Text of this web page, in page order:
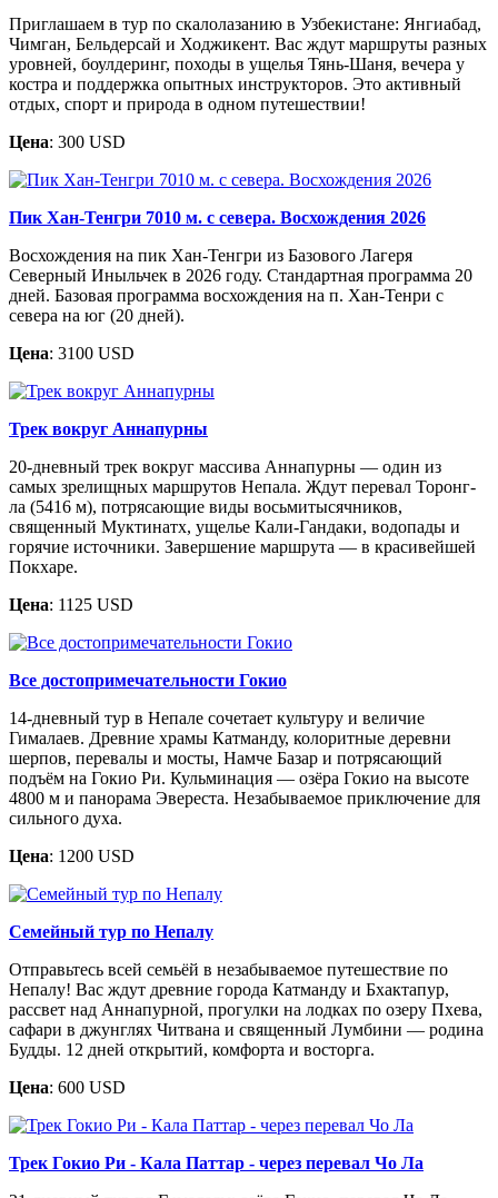
Приглашаем в тур по скалолазанию в Узбекистане: Янгиабад,
Чимган, Бельдерсай и Ходжикент. Вас ждут маршруты разных
уровней, боулдеринг, походы в ущелья Тянь-Шаня, вечера у
костра и поддержка опытных инструкторов. Это активный
отдых, спорт и природа в одном путешествии!
Цена: 300 USD
Пик Хан-Тенгри 7010 м. с севера. Восхождения 2026
Восхождения на пик Хан-Тенгри из Базового Лагеря
Северный Иныльчек в 2026 году. Стандартная программа 20
дней. Базовая программа восхождения на п. Хан-Тенри с
севера на юг (20 дней).
Цена: 3100 USD
Трек вокруг Аннапурны
20-дневный трек вокруг массива Аннапурны — один из
самых зрелищных маршрутов Непала. Ждут перевал Торонг-
ла (5416 м), потрясающие виды восьмитысячников,
священный Муктинатх, ущелье Кали-Гандаки, водопады и
горячие источники. Завершение маршрута — в красивейшей
Покхаре.
Цена: 1125 USD
Все достопримечательности Гокио
14-дневный тур в Непале сочетает культуру и величие
Гималаев. Древние храмы Катманду, колоритные деревни
шерпов, перевалы и мосты, Намче Базар и потрясающий
подъём на Гокио Ри. Кульминация — озёра Гокио на высоте
4800 м и панорама Эвереста. Незабываемое приключение для
сильного духа.
Цена: 1200 USD
Семейный тур по Непалу
Отправьтесь всей семьёй в незабываемое путешествие по
Непалу! Вас ждут древние города Катманду и Бхактапур,
рассвет над Аннапурной, прогулки на лодках по озеру Пхева,
сафари в джунглях Читвана и священный Лумбини — родина
Будды. 12 дней открытий, комфорта и восторга.
Цена: 600 USD
Трек Гокио Ри - Кала Паттар - через перевал Чо Ла